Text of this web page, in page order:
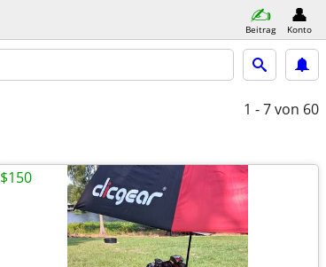
Beitrag Konto
1 - 7von 60
$150